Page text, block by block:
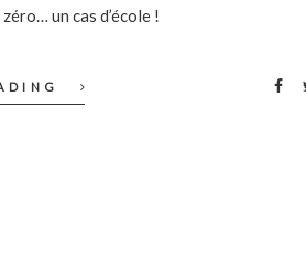
un cas d’école !